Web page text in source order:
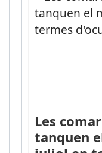
Les
tanquen